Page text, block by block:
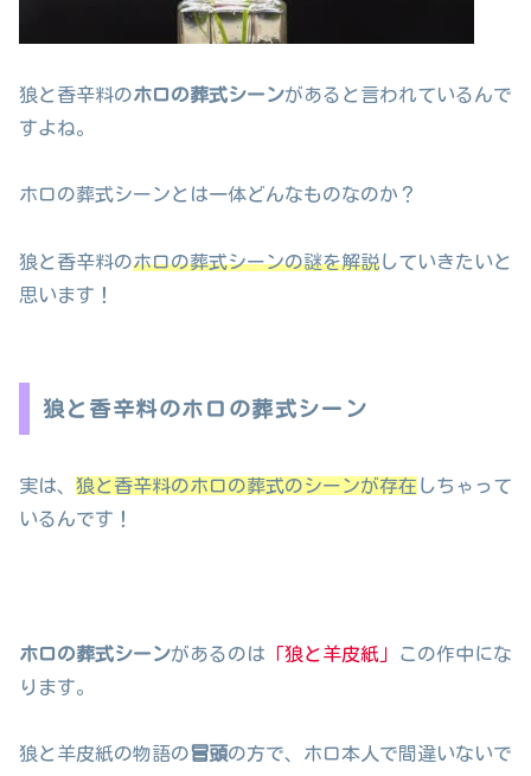
狼と香辛料のホロの葬式シーンがあると言われているんで
すよね。
ホロの葬式シーンとは一体どんなものなのか？
狼と香辛料のホロの葬式シーンの謎を解説していきたいと
思います！
狼と香辛料のホロの葬式シーン
実は、 狼と香辛料のホロの葬式のシーンが存在 しちゃって
いるんです！
ホロの葬式シーンがあるのは 「狼と羊皮紙」
この作中にな
ります。
狼と羊皮紙の物語の冒頭の方で、ホロ本人で間違いないで